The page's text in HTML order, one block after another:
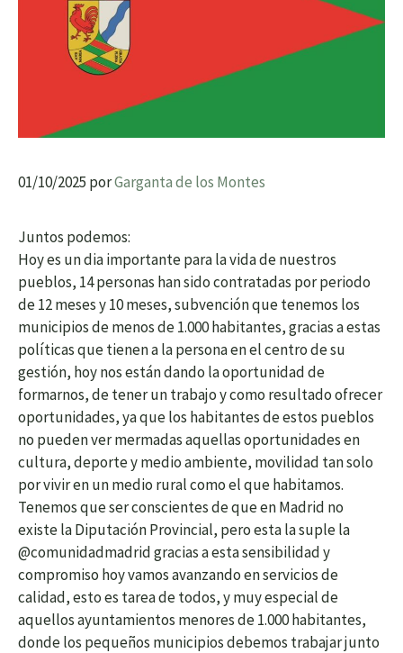
01/10/2025 porGarganta de los Montes
Juntos podemos:
Hoy es un dia importante para la vida de nuestros
pueblos, 14 personas han sido contratadas por periodo
de 12 meses y 10 meses, subvención que tenemos los
municipios de menos de 1.000 habitantes, gracias a estas
políticas que tienen a la persona en el centro de su
gestión, hoy nos están dando la oportunidad de
formarnos, de tener un trabajo y como resultado ofrecer
oportunidades, ya que los habitantes de estos pueblos
no pueden ver mermadas aquellas oportunidades en
cultura, deporte y medio ambiente, movilidad tan solo
por vivir en un medio rural como el que habitamos.
Tenemos que ser conscientes de que en Madrid no
existe la Diputación Provincial, pero esta la suple la
@comunidadmadrid gracias a esta sensibilidad y
compromiso hoy vamos avanzando en servicios de
calidad, esto es tarea de todos, y muy especial de
aquellos ayuntamientos menores de 1.000 habitantes,
donde los pequeños municipios debemos trabajar junto